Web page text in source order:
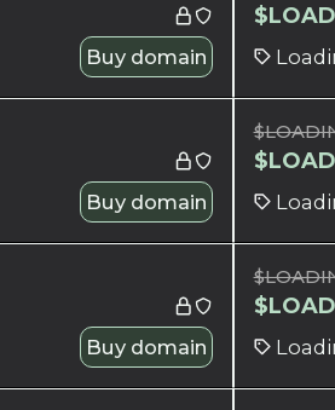
Buy domain
$
Buy domain
$
$
Buy domain
$
$